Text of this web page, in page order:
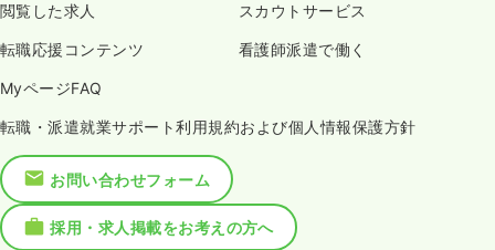
閲覧した求人 スカウトサービス
転職応援コンテンツ 看護師派遣で働く
MyページFAQ
転職・派遣就業サポート利用規約および個人情報保護方針
お問い合わせフォーム
採用・求人掲載をお考えの方へ